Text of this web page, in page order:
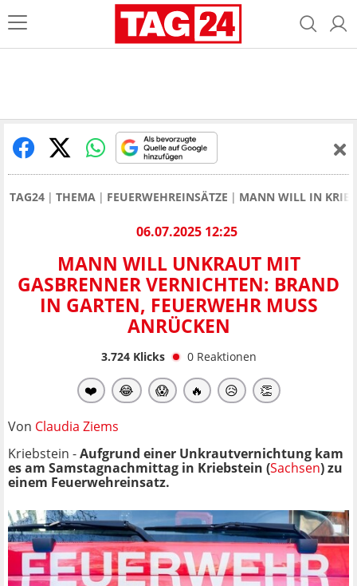
TAG24 THEMA FEUERWEHREINSÄTZE MANN WILL IN
06.07.2025 12:25
MANN WILL UNKRAUT MIT
GASBRENNER VERNICHTEN: BRAND
IN GARTEN, FEUERWEHR MUSS
ANRÜCKEN
3.724Klicks 0 Reaktionen
❤️ 😂 😱 🔥 😥 👏
Von Claudia Ziems
Kriebstein -Aufgrund einer Unkrautvernichtung kam
es am Samstagnachmittag in Kriebstein (Sachsen) zu
einem Feuerwehreinsatz.